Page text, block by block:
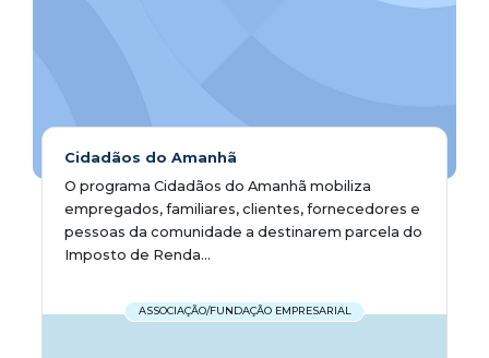
Cidadãos do Amanhã
O programa Cidadãos do Amanhã mobiliza
empregados, familiares, clientes, fornecedores e
pessoas da comunidade a destinarem parcela do
Imposto de Renda...
ASSOCIAÇÃO/FUNDAÇÃO EMPRESARIAL